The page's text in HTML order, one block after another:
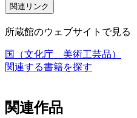
関連リンク
所蔵館のウェブサイトで見る
国（文化庁 美術工芸品）
関連する書籍を探す
関連作品